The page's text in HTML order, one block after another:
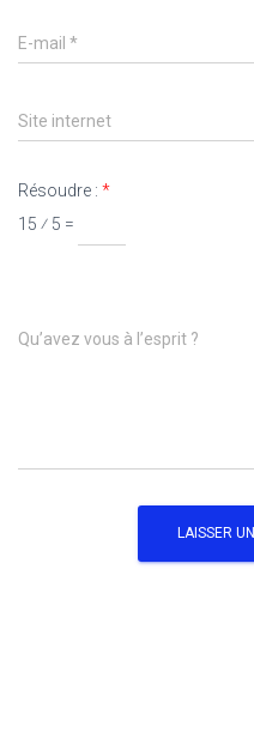
E-mail *
Site internet
Résoudre : *
15 ⁄ 5 =
Qu’avez vous à l’esprit ?